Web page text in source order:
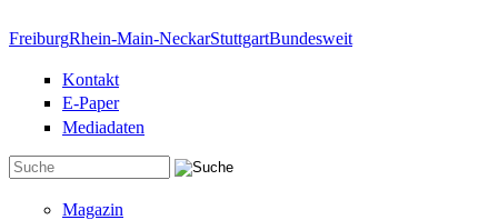
FreiburgRhein-Main-NeckarStuttgartBundesweit
Kontakt
E-Paper
Mediadaten
Magazin